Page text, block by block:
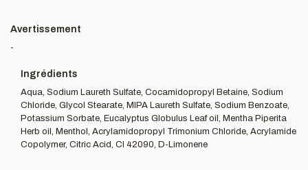
Avertissement
-
Ingrédients
Aqua, Sodium Laureth Sulfate, Cocamidopropyl Betaine, Sodium
Chloride, Glycol Stearate, MIPA Laureth Sulfate, Sodium Benzoate,
Potassium Sorbate, Eucalyptus Globulus Leaf oil, Mentha Piperita
Herb oil, Menthol, Acrylamidopropyl Trimonium Chloride, Acrylamide
Copolymer, Citric Acid, CI 42090, D-Limonene